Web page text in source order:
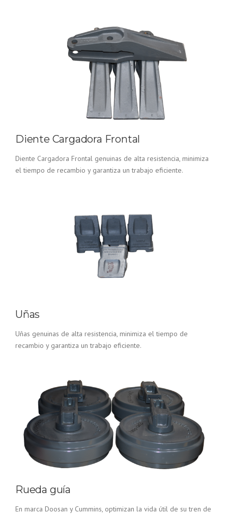
Diente Cargadora Frontal
Diente Cargadora Frontal genuinas de alta resistencia, minimiza
el tiempo de recambio y garantiza un trabajo eficiente.
Uñas
Uñas genuinas de alta resistencia, minimiza el tiempo de
recambio y garantiza un trabajo eficiente.
Rueda guía
En marca Doosan y Cummins, optimizan la vida útil de su tren de